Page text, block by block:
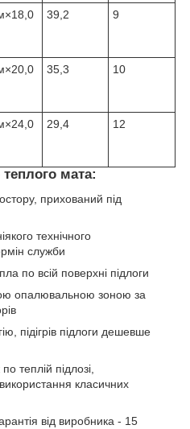
39,2 9
35,3 10
29,4 12
теплого мата:
прихований під
технічного
служби
по всій поверхні підлоги
опалювальною зоною за
підігрів підлоги дешевше
теплій підлозі,
класичних
від виробника - 15